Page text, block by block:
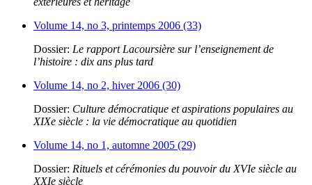
Volume 14, no 3, printemps 2006 (33)
Dossier: Le rapport Lacoursière sur l’enseignement de
l’histoire : dix ans plus tard
Volume 14, no 2, hiver 2006 (30)
Dossier: Culture démocratique et aspirations populaires au
XIXe siècle : la vie démocratique au quotidien
Volume 14, no 1, automne 2005 (29)
Dossier: Rituels et cérémonies du pouvoir du XVIe siècle au
XXIe siècle